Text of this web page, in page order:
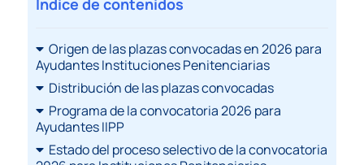
Índice de contenidos
Origen de las plazas convocadas en 2026 para
Ayudantes Instituciones Penitenciarias
Distribución de las plazas convocadas
Programa de la convocatoria 2026 para
Ayudantes IIPP
Estado del proceso selectivo de la convocatoria